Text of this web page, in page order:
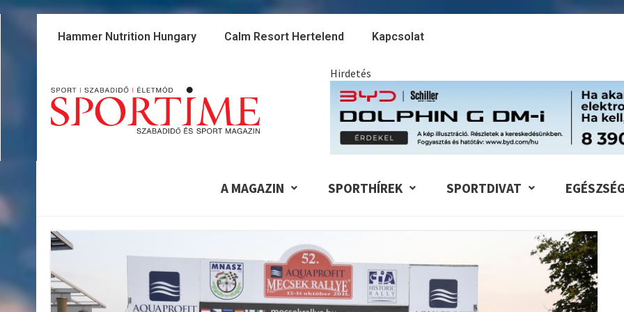
Skip
Hammer Nutrition Hungary Calm Resort Hertelend Kapcsolat
Hirdetés
A MAGAZIN SPORTHÍREK SPORTDIVAT EGÉSZSÉG